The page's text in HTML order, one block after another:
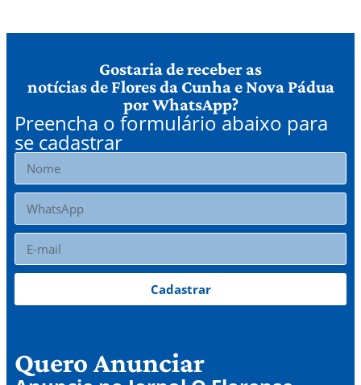
Gostaria de receber as
notícias de Flores da Cunha e Nova Pádua
por WhatsApp?
Preencha o formulário abaixo para
se cadastrar
Cadastrar
Quero Anunciar